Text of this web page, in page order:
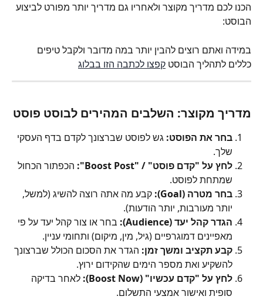
הכנו לכם מדריך מקוצר ולאחריו גם מדריך יותר מפורט לביצוע
הבוסט:
במידה ואתם רוצים להבין יותר במה מדובר ולקבל טיפים
כללים לתהליך הבוסט קפצו לכתבה הזו בבלוג
מדריך מקוצר: השלבים המהירים לבוסט פוסט
בחר את הפוסט: גש לפוסט שברצונך לקדם בדף העסקי
שלך.
לחץ על "קדם פוסט" / "Boost Post":
הכפתור הכחול
שמתחת לפוסט.
בחר מטרה (Goal):
קבע מה אתה רוצה להשיג (למשל,
יותר מעורבות, יותר הודעות).
הגדר קהל יעד (Audience):
בחר או צור קהל יעד על פי
מאפיינים דמוגרפיים (גיל, מין, מיקום) ותחומי עניין.
קבע תקציב ומשך זמן: הגדר את הסכום הכולל שברצונך
להשקיע ואת מספר הימים שהקידום ירוץ.
לחץ על "קדם עכשיו" (Boost Now):
לאחר בדיקה
סופית ואישור אמצעי התשלום.